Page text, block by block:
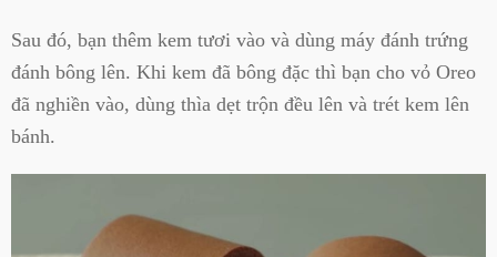
Sau đó, bạn thêm kem tươi vào và dùng máy đánh trứng
đánh bông lên. Khi kem đã bông đặc thì bạn cho vỏ Oreo
đã nghiền vào, dùng thìa dẹt trộn đều lên và trét kem lên
bánh.